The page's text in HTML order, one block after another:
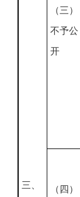
三、
（三）
不予公
开
（四）